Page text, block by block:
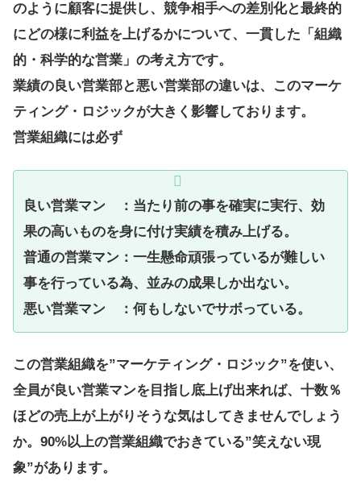
のように顧客に提供し、競争相手への差別化と最終的
にどの様に利益を上げるかについて、一貫した「組織
的・科学的な営業」の考え方です。
業績の良い営業部と悪い営業部の違いは、このマーケ
ティング・ロジックが大きく影響しております。
営業組織には必ず
良い営業マン ：当たり前の事を確実に実行、効
果の高いものを身に付け実績を積み上げる。
普通の営業マン：一生懸命頑張っているが難しい
事を行っている為、並みの成果しか出ない。
悪い営業マン ：何もしないでサボっている。
この営業組織を”マーケティング・ロジック”を使い、
全員が良い営業マンを目指し底上げ出来れば、十数％
ほどの売上が上がりそうな気はしてきませんでしょう
か。90%以上の営業組織でおきている”笑えない現
象”があります。